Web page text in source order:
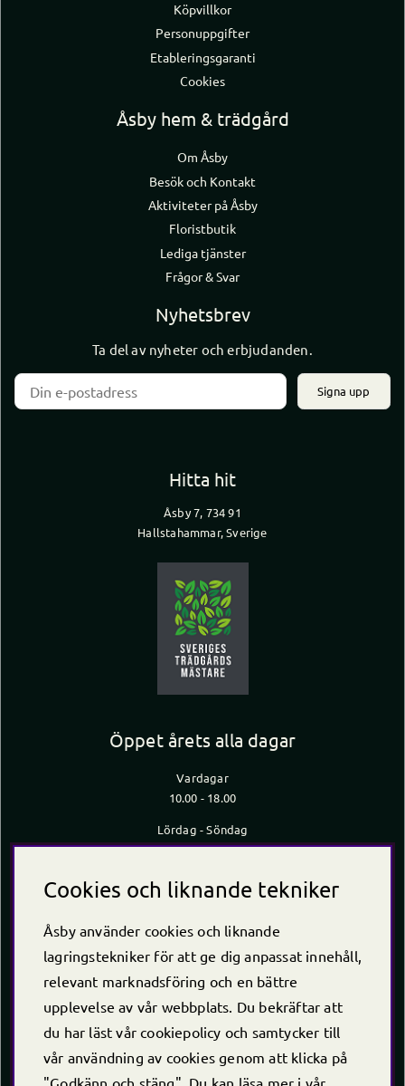
Köpvillkor
Personuppgifter
Etableringsgaranti
Cookies
Åsby hem & trädgård
Om Åsby
Besök och Kontakt
Aktiviteter på Åsby
Floristbutik
Lediga tjänster
Frågor & Svar
Nyhetsbrev
Ta del av nyheter och erbjudanden.
Signa upp
Hitta hit
Åsby 7, 734 91
Hallstahammar, Sverige
Öppet årets alla dagar
Vardagar
10.00 - 18.00
Lördag - Söndag
10.00 - 16.00
*Caféet stänger 30 min innan butiken stänger
E-post:info@asby.nu
Org nr: 556222-2900
Cookies och liknande tekniker
Åsby använder cookies och liknande
lagringstekniker för att ge dig anpassat innehåll,
relevant marknadsföring och en bättre
upplevelse av vår webbplats. Du bekräftar att
du har läst vår cookiepolicy och samtycker till
vår användning av cookies genom att klicka på
"Godkänn och stäng". Du kan läsa mer i vår